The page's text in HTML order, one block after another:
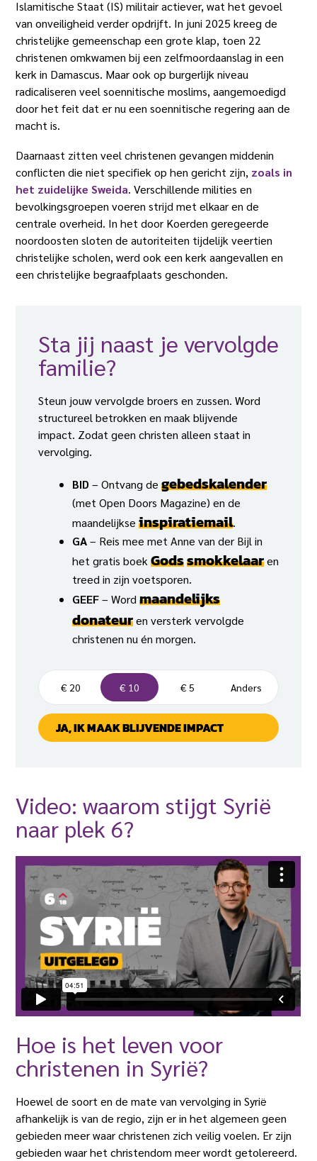
Islamitische Staat (IS) militair actiever, wat het gevoel
van onveiligheid verder opdrijft. In juni 2025 kreeg de
christelijke gemeenschap een grote klap, toen 22
christenen omkwamen bij een zelfmoordaanslag in een
kerk in Damascus. Maar ook op burgerlijk niveau
radicaliseren veel soennitische moslims, aangemoedigd
door het feit dat er nu een soennitische regering aan de
macht is.
Daarnaast zitten veel christenen gevangen middenin
conflicten die niet specifiek op hen gericht zijn, zoals in
het zuidelijke Sweida. Verschillende milities en
bevolkingsgroepen voeren strijd met elkaar en de
centrale overheid. In het door Koerden geregeerde
noordoosten sloten de autoriteiten tijdelijk veertien
christelijke scholen, werd ook een kerk aangevallen en
een christelijke begraafplaats geschonden.
Sta jij naast je vervolgde
familie?
Steun jouw vervolgde broers en zussen. Word
structureel betrokken en maak blijvende
impact. Zodat geen christen alleen staat in
vervolging.
BID – Ontvang de gebedskalender
(met Open Doors Magazine) en de
maandelijkse inspiratiemail.
GA– Reis mee met Anne van der Bijl in
het gratis boek Godssmokkelaaren
treed in zijn voetsporen.
GEEF– Word maandelijks
donateuren versterk vervolgde
christenen nu én morgen.
B
e
r
€ 20 € 10 € 5 Anders
JA, IK MAAK BLIJVENDE IMPACT
Video: waarom stijgt Syrië
naar plek 6?
Hoe is het leven voor
christenen in Syrië?
Hoewel de soort en de mate van vervolging in Syrië
afhankelijk is van de regio, zijn er in het algemeen geen
gebieden meer waar christenen zich veilig voelen. Er zijn
gebieden waar het christendom meer wordt getolereerd.